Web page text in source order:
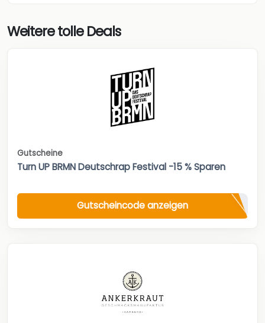
Weitere tolle Deals
Gutscheine
Turn UP BRMN Deutschrap Festival -15 % Sparen
Gutscheincode anzeigen